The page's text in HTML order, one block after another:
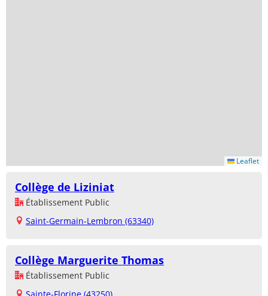
Leaflet
Collège de Liziniat
Établissement Public
Saint-Germain-Lembron (63340)
Collège Marguerite Thomas
Établissement Public